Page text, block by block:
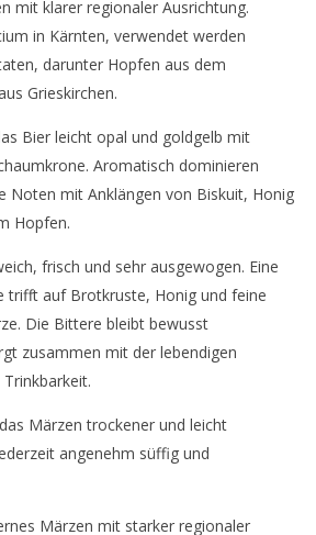
mit klarer regionaler Ausrichtung.
in Kärnten, verwendet werden
darunter Hopfen aus dem
Grieskirchen.
Bier leicht opal und goldgelb mit
Aromatisch dominieren
Noten mit Anklängen von Biskuit, Honig
Hopfen.
frisch und sehr ausgewogen. Eine
trifft auf Brotkruste, Honig und feine
Die Bittere bleibt bewusst
zusammen mit der lebendigen
Märzen trockener und leicht
angenehm süffig und
Märzen mit starker regionaler